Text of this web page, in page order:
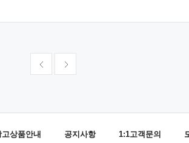
고상품안내 공지사항 1:1고객문의